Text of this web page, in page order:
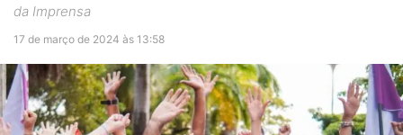
da Imprensa
17 de março de 2024 às 13:58